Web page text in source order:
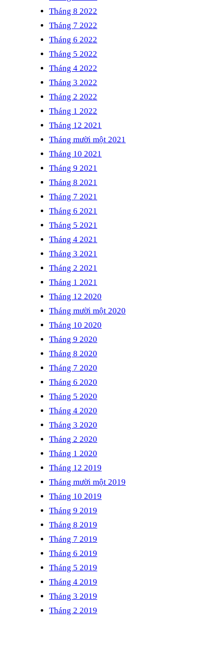
Tháng 8 2022
Tháng 7 2022
Tháng 6 2022
Tháng 5 2022
Tháng 4 2022
Tháng 3 2022
Tháng 2 2022
Tháng 1 2022
Tháng 12 2021
Tháng mười một 2021
Tháng 10 2021
Tháng 9 2021
Tháng 8 2021
Tháng 7 2021
Tháng 6 2021
Tháng 5 2021
Tháng 4 2021
Tháng 3 2021
Tháng 2 2021
Tháng 1 2021
Tháng 12 2020
Tháng mười một 2020
Tháng 10 2020
Tháng 9 2020
Tháng 8 2020
Tháng 7 2020
Tháng 6 2020
Tháng 5 2020
Tháng 4 2020
Tháng 3 2020
Tháng 2 2020
Tháng 1 2020
Tháng 12 2019
Tháng mười một 2019
Tháng 10 2019
Tháng 9 2019
Tháng 8 2019
Tháng 7 2019
Tháng 6 2019
Tháng 5 2019
Tháng 4 2019
Tháng 3 2019
Tháng 2 2019